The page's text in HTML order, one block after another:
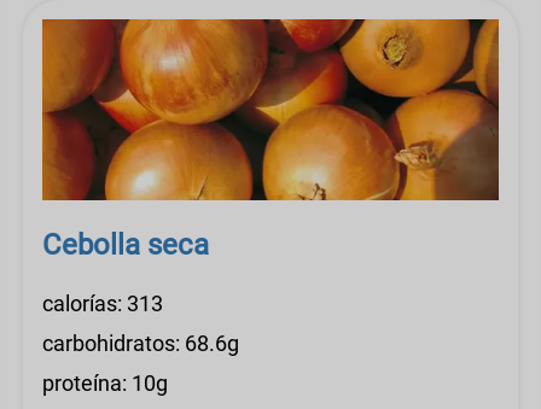
Cebolla seca
calorías: 313
carbohidratos: 68.6g
proteína: 10g